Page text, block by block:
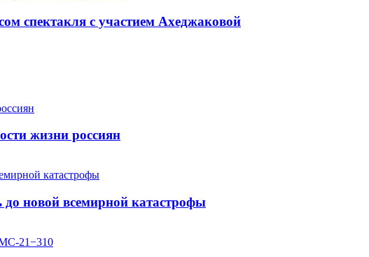
спектакля с участием Ахеджаковой
жизни россиян
новой всемирной катастрофы